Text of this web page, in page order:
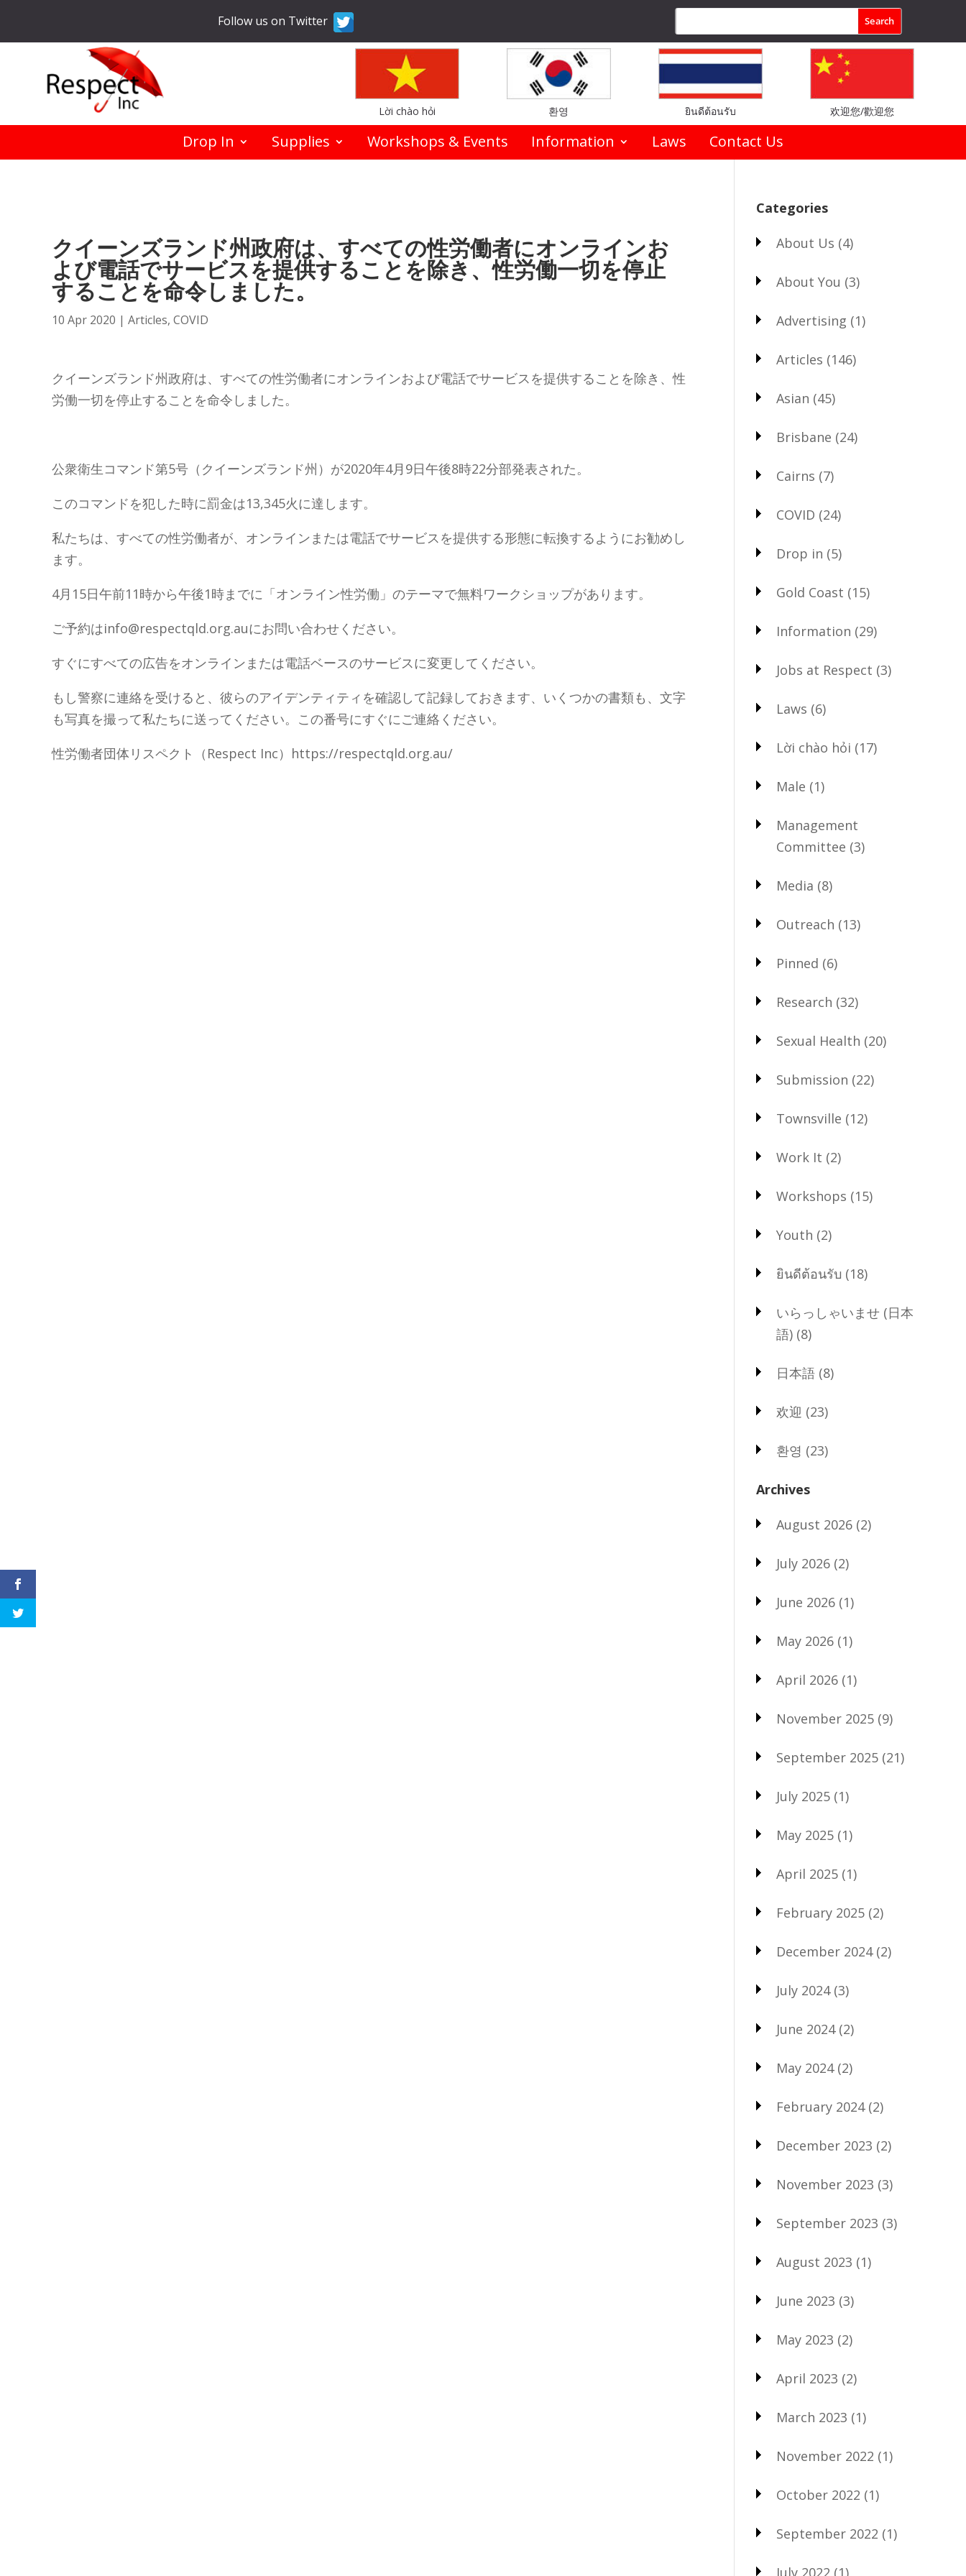
Follow us on Twitter
Lời chào hỏi 환영 ยินดีต้อนรับ 欢迎您/歡迎您
Drop In Supplies Workshops & Events Information Laws Contact Us
クイーンズランド州政府は、すべての性労働者にオンラインお
よび電話でサービスを提供することを除き、性労働一切を停止
することを命令しました。
10 Apr 2020 | Articles, COVID
クイーンズランド州政府は、すべての性労働者にオンラインおよび電話でサービスを提供することを除き、性
労働一切を停止することを命令しました。
公衆衛生コマンド第5号（クイーンズランド州）が2020年4月9日午後8時22分部発表された。
このコマンドを犯した時に罰金は13,345火に達します。
私たちは、すべての性労働者が、オンラインまたは電話でサービスを提供する形態に転換するようにお勧めし
ます。
4月15日午前11時から午後1時までに「オンライン性労働」のテーマで無料ワークショップがあります。
ご予約はinfo@respectqld.org.auにお問い合わせください。
すぐにすべての広告をオンラインまたは電話ベースのサービスに変更してください。
もし警察に連絡を受けると、彼らのアイデンティティを確認して記録しておきます、いくつかの書類も、文字
も写真を撮って私たちに送ってください。この番号にすぐにご連絡ください。
性労働者団体リスペクト（Respect Inc）https://respectqld.org.au/
Categories
About Us (4)
About You (3)
Advertising (1)
Articles (146)
Asian (45)
Brisbane (24)
Cairns (7)
COVID (24)
Drop in (5)
Gold Coast (15)
Information (29)
Jobs at Respect (3)
Laws (6)
Lời chào hỏi (17)
Male (1)
Management
Committee (3)
Media (8)
Outreach (13)
Pinned (6)
Research (32)
Sexual Health (20)
Submission (22)
Townsville (12)
Work It (2)
Workshops (15)
Youth (2)
ยินดีต้อนรับ (18)
いらっしゃいませ (日本
語)(8)
日本語(8)
欢迎 (23)
환영 (23)
Archives
August 2026(2)
July 2026(2)
June 2026(1)
May 2026(1)
April 2026(1)
November 2025(9)
September 2025(21)
July 2025(1)
May 2025(1)
April 2025(1)
February 2025(2)
December 2024(2)
July 2024(3)
June 2024(2)
May 2024(2)
February 2024(2)
December 2023 (2)
November 2023 (3)
September 2023 (3)
August 2023 (1)
June 2023 (3)
May 2023 (2)
April 2023 (2)
March 2023 (1)
November 2022 (1)
October 2022 (1)
September 2022 (1)
July 2022 (1)